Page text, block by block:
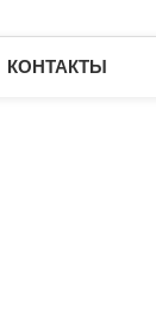
КОНТАКТЫ